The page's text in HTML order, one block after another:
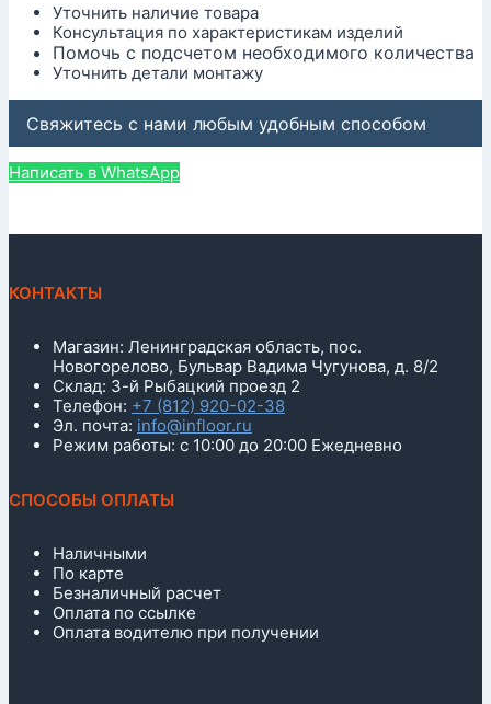
Уточнить наличие товара
Консультация по характеристикам изделий
Помочь с подсчетом необходимого количества
Уточнить детали монтажу
Свяжитесь с нами любым удобным способом
Написать в WhatsApp
КОНТАКТЫ
Магазин: Ленинградская область, пос.
Новогорелово, Бульвар Вадима Чугунова, д. 8/2
Склад: 3-й Рыбацкий проезд 2
Телефон: +7 (812) 920-02-38
Эл. почта: info@infloor.ru
Режим работы: с 10:00 до 20:00 Ежедневно
СПОСОБЫ ОПЛАТЫ
Наличными
По карте
Безналичный расчет
Оплата по ссылке
Оплата водителю при получении